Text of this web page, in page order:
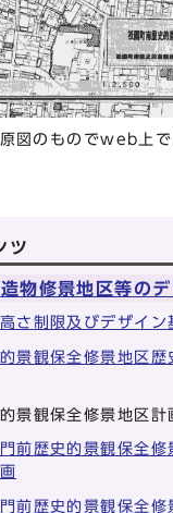
図のものでweb上で
ツ
物修景地区等の
さ制限及びデザイン
景観保全修景地区歴
景観保全修景地区計
前歴史的景観保全修
前歴史的景観保全修